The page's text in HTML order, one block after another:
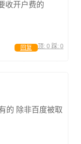
收开户费的
顶: 0 踩: 0
回复
的 除非百度被取